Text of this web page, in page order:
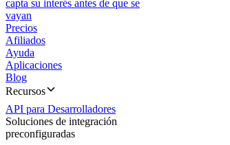
capta su interés antes de que se
vayan
Precios
Afiliados
Ayuda
Aplicaciones
Blog
Recursos
API para Desarrolladores
Soluciones de integración
preconfiguradas